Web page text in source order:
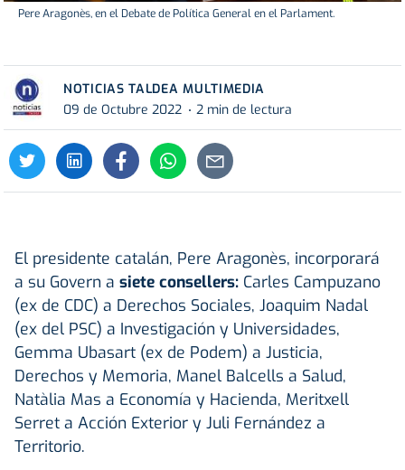
Pere Aragonès, en el Debate de Política General en el Parlament.
NOTICIAS TALDEA MULTIMEDIA
09 de Octubre 2022
2 min de lectura
El presidente catalán, Pere Aragonès, incorporará
a su Govern a siete consellers: Carles Campuzano
(ex de CDC) a Derechos Sociales, Joaquim Nadal
(ex del PSC) a Investigación y Universidades,
Gemma Ubasart (ex de Podem) a Justicia,
Derechos y Memoria, Manel Balcells a Salud,
Natàlia Mas a Economía y Hacienda, Meritxell
Serret a Acción Exterior y Juli Fernández a
Territorio.